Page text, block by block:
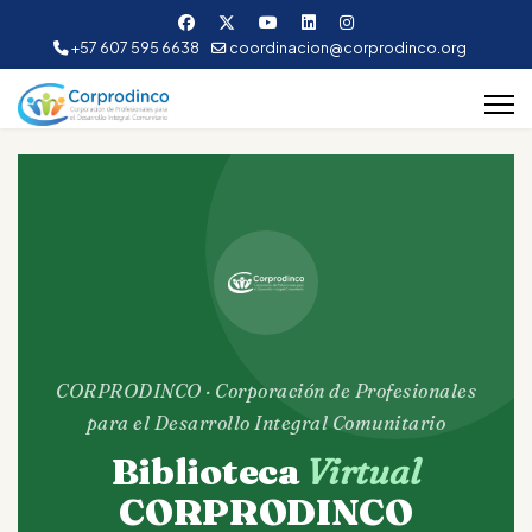
+57 607 595 6638 coordinacion@corprodinco.org
CORPRODINCO · Corporación de Profesionales
para el Desarrollo Integral Comunitario
Biblioteca Virtual
CORPRODINCO